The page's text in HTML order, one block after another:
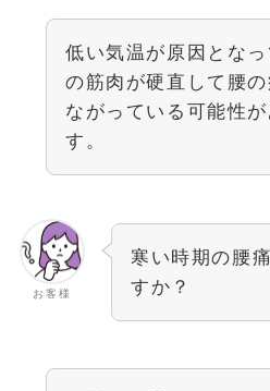
低い気温が原因となっ
の筋肉が硬直して腰
ながっている可能性が
す。
お客様
寒い時期の腰
すか？